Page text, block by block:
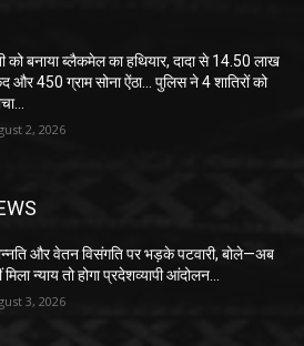
को बनाया ब्लैकमेल का हथियार, दादा से 14.50 लाख
और 450 ग्राम सोना ऐंठा… पुलिस ने 4 शातिरों को
2, 2026
और वेतन विसंगति पर भड़के पटवारी, बोले—अब
मिला न्याय तो होगा प्रदेशव्यापी आंदोलन…
3, 2026